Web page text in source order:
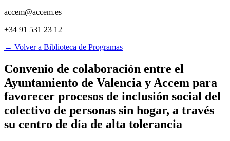
accem@accem.es
+34 91 531 23 12
← Volver a Biblioteca de Programas
Convenio de colaboración entre el
Ayuntamiento de Valencia y Accem para
favorecer procesos de inclusión social del
colectivo de personas sin hogar, a través
su centro de día de alta tolerancia